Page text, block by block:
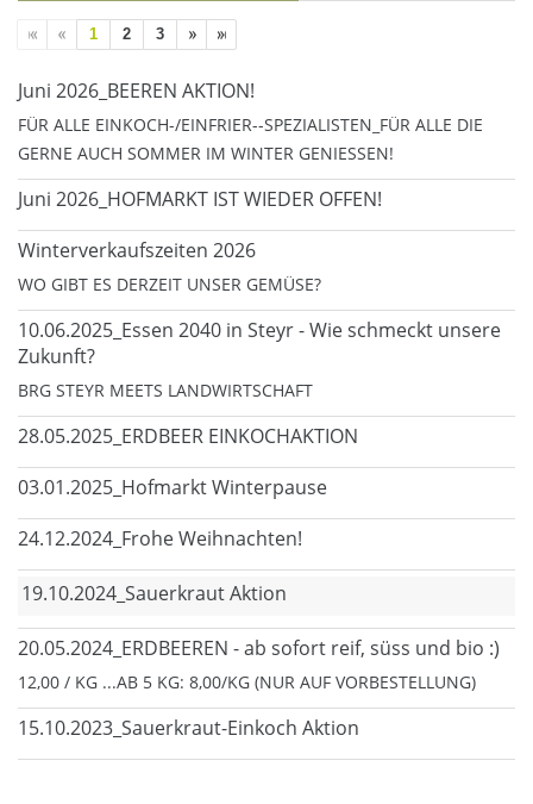
1 2 3
Juni 2026_BEEREN AKTION!
FÜR ALLE EINKOCH-/EINFRIER--SPEZIALISTEN_FÜR ALLE DIE
GERNE AUCH SOMMER IM WINTER GENIESSEN!
Juni 2026_HOFMARKT IST WIEDER OFFEN!
Winterverkaufszeiten 2026
WO GIBT ES DERZEIT UNSER GEMÜSE?
10.06.2025_Essen 2040 in Steyr - Wie schmeckt unsere
Zukunft?
BRG STEYR MEETS LANDWIRTSCHAFT
28.05.2025_ERDBEER EINKOCHAKTION
03.01.2025_Hofmarkt Winterpause
24.12.2024_Frohe Weihnachten!
19.10.2024_Sauerkraut Aktion
20.05.2024_ERDBEEREN - ab sofort reif, süss und bio :)
12,00 / KG ...AB 5 KG: 8,00/KG (NUR AUF VORBESTELLUNG)
15.10.2023_Sauerkraut-Einkoch Aktion